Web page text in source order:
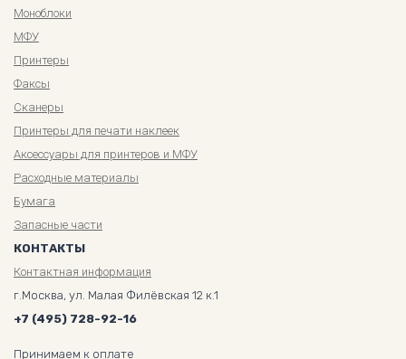
Моноблоки
МФУ
Принтеры
Факсы
Сканеры
Принтеры для печати наклеек
Аксессуары для принтеров и МФУ
Расходные материалы
Бумага
Запасные части
КОНТАКТЫ
Контактная информация
г.Москва, ул. Малая Филёвская 12 к.1
+7 (495) 728-92-16
Принимаем к оплате